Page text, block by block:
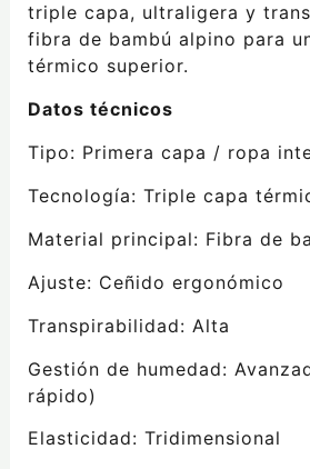
triple capa, ultraligera y
fibra de bambú alpino para
térmico superior.
Datos técnicos
Tipo: Primera capa / ropa
Tecnología: Triple capa
Material principal: Fibra de
Ajuste: Ceñido ergonómico
Transpirabilidad: Alta
Gestión de humedad:
rápido)
Elasticidad: Tridimensional